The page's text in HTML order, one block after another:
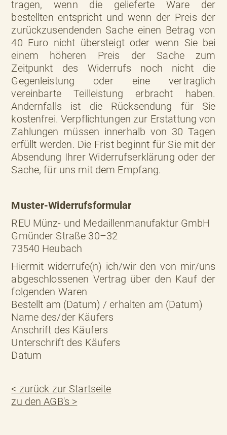
tragen, wenn die gelieferte Ware der
bestellten entspricht und wenn der Preis der
zurückzusendenden Sache einen Betrag von
40 Euro nicht übersteigt oder wenn Sie bei
einem höheren Preis der Sache zum
Zeitpunkt des Widerrufs noch nicht die
Gegenleistung oder eine vertraglich
vereinbarte Teilleistung erbracht haben.
Andernfalls ist die Rücksendung für Sie
kostenfrei. Verpflichtungen zur Erstattung von
Zahlungen müssen innerhalb von 30 Tagen
erfüllt werden. Die Frist beginnt für Sie mit der
Absendung Ihrer Widerrufserklärung oder der
Sache, für uns mit dem Empfang.
Muster-Widerrufsformular
REU Münz- und Medaillenmanufaktur GmbH
Gmünder Straße 30–32
73540 Heubach
Hiermit widerrufe(n) ich/wir den von mir/uns
abgeschlossenen Vertrag über den Kauf der
folgenden Waren
Bestellt am (Datum) / erhalten am (Datum)
Name des/der Käufers
Anschrift des Käufers
Unterschrift des Käufers
Datum
< zurück zur Startseite
zu den AGB's >